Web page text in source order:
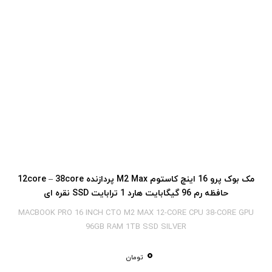
مک بوک پرو 16 اینچ کاستوم M2 Max پردازنده 12core – 38core
حافظه رم 96 گیگابایت هارد 1 ترابایت SSD نقره ای
MACBOOK PRO 16 INCH CTO M2 MAX 12-CORE CPU 38-CORE GPU
96GB RAM 1TB SSD SILVER
0 تومان